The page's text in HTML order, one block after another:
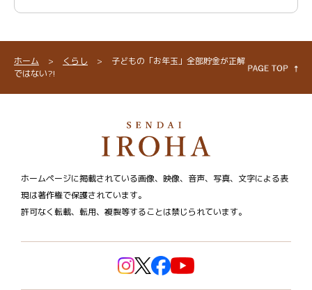
ホーム > くらし >
子どもの「お年玉」全部貯金が正解
ではない⁈
ホームページに掲載されている画像、映像、音声、写真、文字による表
現は著作権で保護されています。
許可なく転載、転用、複製等することは禁じられています。